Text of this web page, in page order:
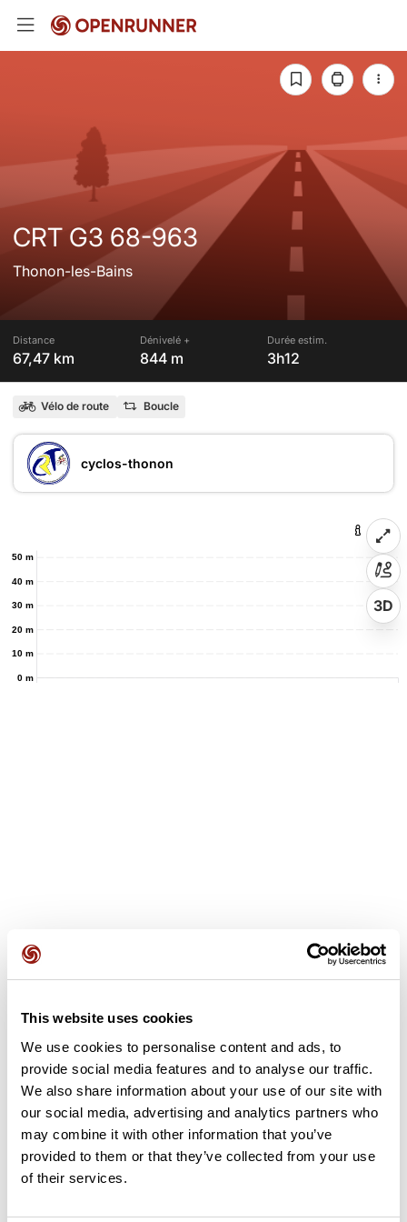
This website uses cookies
We use cookies to personalise content and ads, to
provide social media features and to analyse our traffic.
We also share information about your use of our site with
our social media, advertising and analytics partners who
may combine it with other information that you’ve
provided to them or that they’ve collected from your use
of their services.
CRT G3 68-963
Thonon-les-Bains
Distance
67,47 km
Dénivelé +
844 m
Durée estim.
3h12
Vélo de route Boucle
cyclos-thonon
0 m
10 m
20 m
30 m
40 m
50 m
3D
Ajouter un avis
Découvrez ce parcours de vélo de 67,5 km à proximité de